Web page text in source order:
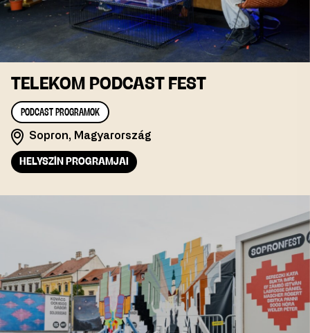
TELEKOM PODCAST FEST
PODCAST PROGRAMOK
Sopron, Magyarország
HELYSZÍN PROGRAMJAI